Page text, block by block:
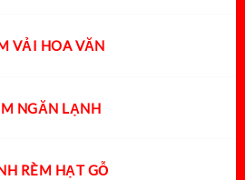
VẢI HOA VĂN
NGĂN LẠNH
RÈM HẠT GỖ